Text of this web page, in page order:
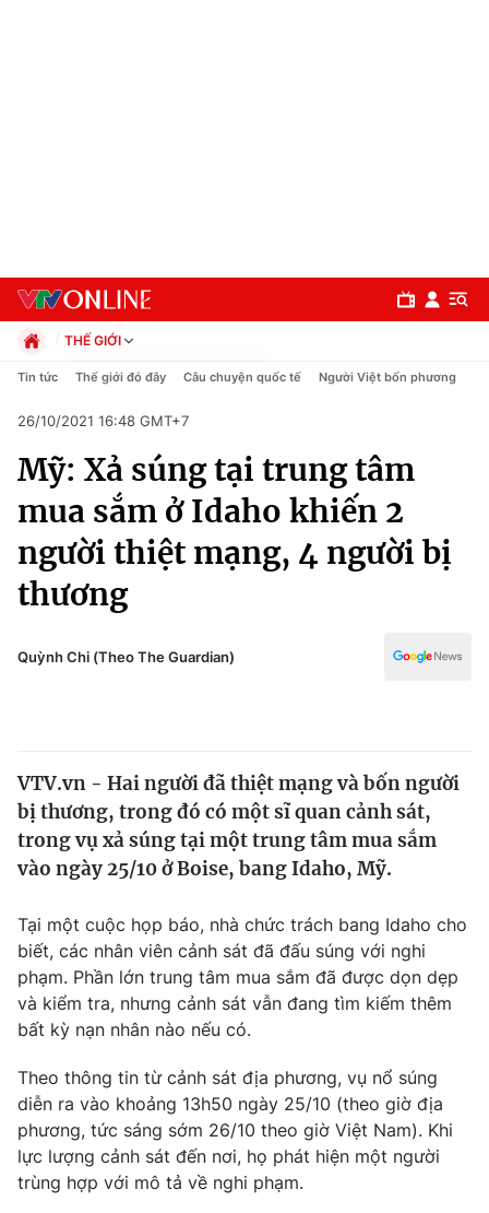
Chuyên mục
Chính trị
Xã hội
Tin tức
Thế giới đó đây
Câu chuyện quốc tế
Kinh tế
Tài chính
Góc doanh nghiệp
Dữ liệu và đời sống
Truyền hình
Phim VTV
Hậu trường
Nhân vật
Khán giả
Giải sao mai
Giải trí
Âm nhạc
Sao
Đời sống
Du lịch
Làm đẹp
Chất lượng cuộc sống
Giáo dục
Tuyển sinh
Công nghệ
THẾ GIỚI
Chính trị
Pháp luật
Kinh tế
Thể thao
Truyền hình
Văn hóa - Giải trí
Đời sống
Giáo dục
Tin tức Thế giới đó đây Câu chuyện quốc tế Người Việt bốn phương
26/10/2021 16:48 GMT+7
Mỹ: Xả súng tại trung tâm
mua sắm ở Idaho khiến 2
người thiệt mạng, 4 người bị
thương
Quỳnh Chi (Theo The Guardian)
VTV.vn - Hai người đã thiệt mạng và bốn người
bị thương, trong đó có một sĩ quan cảnh sát,
trong vụ xả súng tại một trung tâm mua sắm
vào ngày 25/10 ở Boise, bang Idaho, Mỹ.
Tại một cuộc họp báo, nhà chức trách bang Idaho cho
biết, các nhân viên cảnh sát đã đấu súng với nghi
phạm. Phần lớn trung tâm mua sắm đã được dọn dẹp
và kiểm tra, nhưng cảnh sát vẫn đang tìm kiếm thêm
bất kỳ nạn nhân nào nếu có.
Theo thông tin từ cảnh sát địa phương, vụ nổ súng
diễn ra vào khoảng 13h50 ngày 25/10 (theo giờ địa
phương, tức sáng sớm 26/10 theo giờ Việt Nam). Khi
lực lượng cảnh sát đến nơi, họ phát hiện một người
trùng hợp với mô tả về nghi phạm.